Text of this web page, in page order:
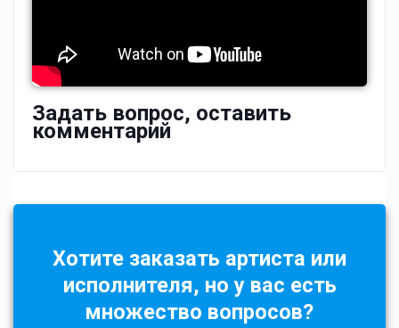
Задать вопрос, оставить
комментарий
Хотите заказать артиста или
исполнителя, но у вас есть
множество вопросов?